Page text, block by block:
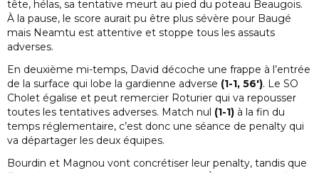
tête, hélas, sa tentative meurt au pied du poteau Beaugois.
À la pause, le score aurait pu être plus sévère pour Baugé
mais Neamtu est attentive et stoppe tous les assauts
adverses.
En deuxième mi-temps, David décoche une frappe à l’entrée
de la surface qui lobe la gardienne adverse (1-1, 56′). Le SO
Cholet égalise et peut remercier Roturier qui va repousser
toutes les tentatives adverses. Match nul (1-1) à la fin du
temps réglementaire, c’est donc une séance de penalty qui
va départager les deux équipes.
Bourdin et Magnou vont concrétiser leur penalty, tandis que